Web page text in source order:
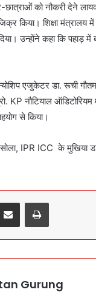
छात्राओं को नौकरी देने
किया। शिक्षा
उन्होंने कहा कि पहाड़ में
एजुकेटर डा. रूची
KP नौटियाल
से किया।
IPR ICC के मुखिया
Gurung